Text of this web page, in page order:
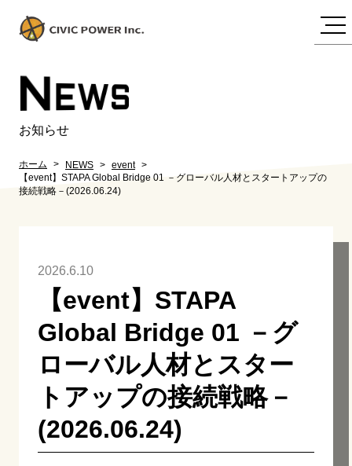
NEWS
お知らせ
ホーム NEWS
event
【event】STAPA Global Bridge 01 －グローバル人材とスタートアップの
接続戦略－(2026.06.24)
2026.6.10
【event】STAPA
Global Bridge 01 －グ
ローバル人材とスター
トアップの接続戦略－
(2026.06.24)